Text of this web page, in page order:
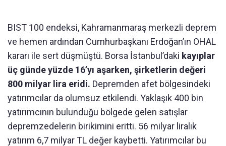
BIST 100 endeksi, Kahramanmaraş merkezli deprem
ve hemen ardından Cumhurbaşkanı Erdoğan’ın OHAL
kararı ile sert düşmüştü. Borsa İstanbul’daki kayıplar
üç günde yüzde 16’yı aşarken, şirketlerin değeri
800 milyar lira eridi. Depremden afet bölgesindeki
yatırımcılar da olumsuz etkilendi. Yaklaşık 400 bin
yatırımcının bulunduğu bölgede gelen satışlar
depremzedelerin birikimini eritti. 56 milyar liralık
yatırım 6,7 milyar TL değer kaybetti. Yatırımcılar bu